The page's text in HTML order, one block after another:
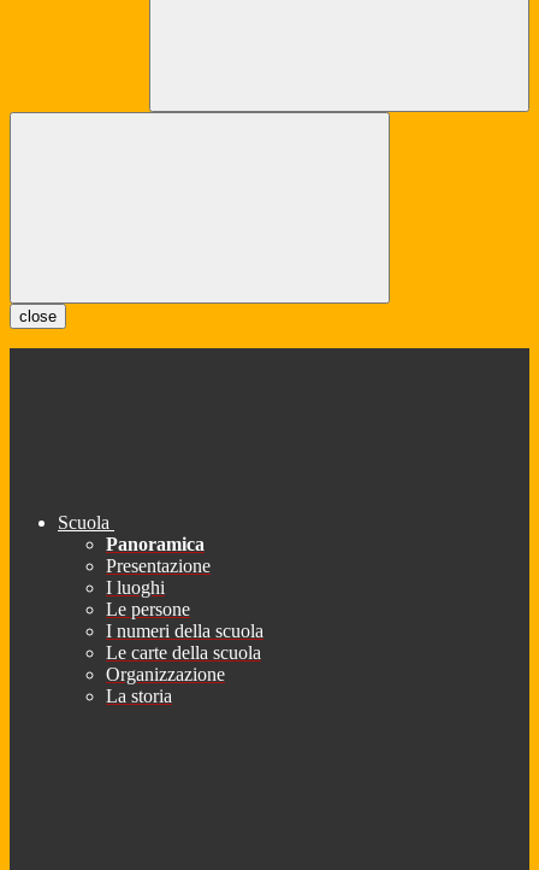
close
Scuola
Panoramica
Presentazione
I luoghi
Le persone
I numeri della scuola
Le carte della scuola
Organizzazione
La storia